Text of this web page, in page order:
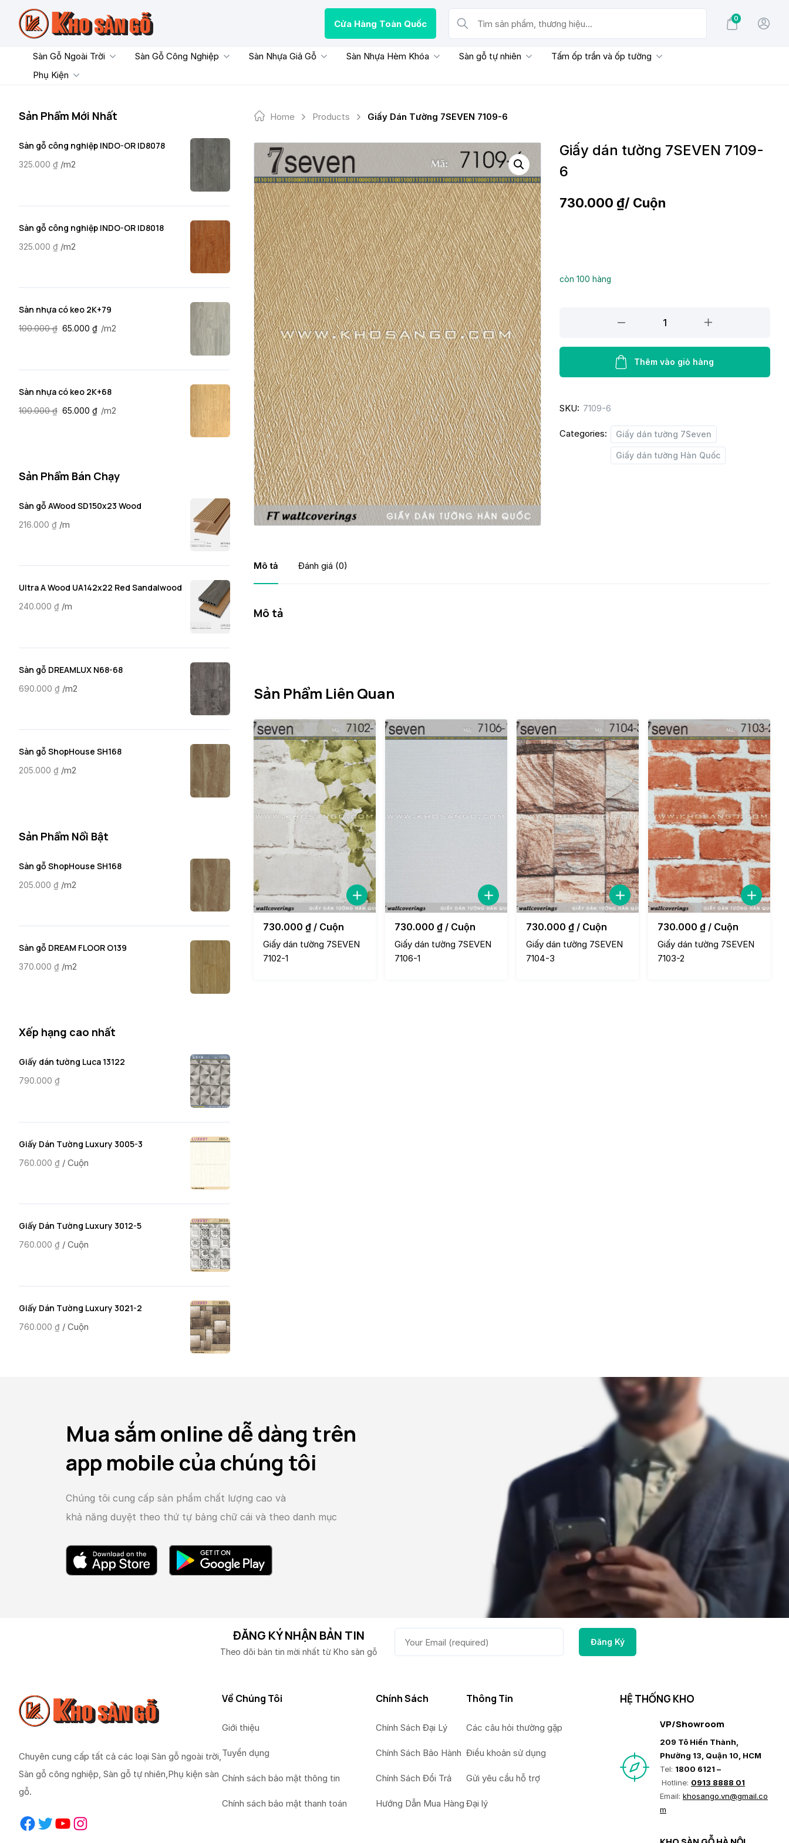
content
Cửa Hàng Toàn Quốc
Tìm sản phẩm, thương hiệu...
0
Sàn Gỗ Ngoài Trời Sàn Gỗ Công Nghiệp Sàn Nhựa Giả Gỗ Sàn Nhựa Hèm Khóa Sàn gỗ tự nhiên
Tấm ốp trần và ốp tường
Phụ Kiện
Home Products Giấy Dán Tường 7SEVEN 7109-6
Giấy dán tường 7SEVEN 7109-
6
730.000 ₫/ Cuộn
còn 100 hàng
tường
7109-
quantity
Thêm vào giỏ hàng
SKU: 7109-6
Categories: Giấy dán tường 7Seven
Giấy dán tường Hàn Quốc
Mô tả Đánh giá (0)
Mô tả
Sản Phẩm Liên Quan
730.000 ₫ / Cuộn
Giấy dán tường 7SEVEN
7102-1
730.000 ₫ / Cuộn
Giấy dán tường 7SEVEN
7106-1
730.000 ₫ / Cuộn
Giấy dán tường 7SEVEN
7104-3
730.000 ₫ / Cuộn
Giấy dán tường 7SEVEN
7103-2
Sản Phẩm Mới Nhất
Sàn gỗ công nghiệp INDO-OR ID8078
325.000 ₫ /m2
Sàn gỗ công nghiệp INDO-OR ID8018
325.000 ₫ /m2
Sàn nhựa có keo 2K+79
100.000₫ 65.000 ₫ /m2
Sàn nhựa có keo 2K+68
100.000₫ 65.000 ₫ /m2
Sản Phẩm Bán Chạy
Sàn gỗ AWood SD150x23 Wood
216.000 ₫ /m
Ultra A Wood UA142x22 Red Sandalwood
240.000 ₫ /m
Sàn gỗ DREAMLUX N68-68
690.000 ₫ /m2
Sàn gỗ ShopHouse SH168
205.000 ₫ /m2
Sản Phẩm Nổi Bật
Sàn gỗ ShopHouse SH168
205.000 ₫ /m2
Sàn gỗ DREAM FLOOR O139
370.000 ₫ /m2
Xếp hạng cao nhất
Giấy dán tường Luca 13122
790.000 ₫
Giấy Dán Tường Luxury 3005-3
760.000 ₫ / Cuộn
Giấy Dán Tường Luxury 3012-5
760.000 ₫ / Cuộn
Giấy Dán Tường Luxury 3021-2
760.000 ₫ / Cuộn
Mua sắm online dễ dàng trên
app mobile của chúng tôi
Chúng tôi cung cấp sản phẩm chất lượng cao và
khả năng duyệt theo thứ tự bảng chữ cái và theo danh mục
ĐĂNG KÝ NHẬN BẢN TIN
Theo dõi bản tin mời nhất từ Kho sàn gỗ
Chuyên cung cấp tất cả các loại Sàn gỗ ngoài trời,
Sàn gỗ công nghiệp, Sàn gỗ tự nhiên,Phụ kiện sàn
gỗ.
Facebook Twitter YouTube Instagram
Về Chúng Tôi
Giới thiệu
Tuyển dụng
Chính sách bảo mật thông tin
Chính sách bảo mật thanh toán
Chính Sách
Chính Sách Đại Lý
Chính Sách Bảo Hành
Chính Sách Đổi Trả
Hướng Dẫn Mua Hàng
Thông Tin
Các câu hỏi thường gặp
Điều khoản sử dụng
Gửi yêu cầu hỗ trợ
Đại lý
HỆ THỐNG KHO
VP/Showroom
209 Tô Hiến Thành,
Phường 13, Quận 10, HCM
Tel: 1800 6121 –
Hotline: 0913 8888 01
Email: khosango.vn@gmail.co
m